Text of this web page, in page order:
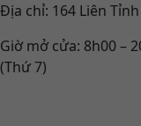
Địa chỉ: 164 Liên
Giờ mở cửa: 8h00 –
(Thứ 7)